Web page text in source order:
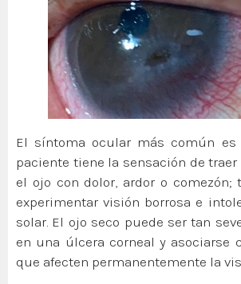
El síntoma ocular más común es
paciente tiene la sensación de traer
el ojo con dolor, ardor o comezón;
experimentar visión borrosa e
solar. El ojo seco puede ser tan
en una úlcera corneal y asociarse
que afecten permanentemente la